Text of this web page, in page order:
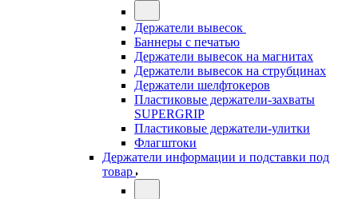
Держатели вывесок
Баннеры с печатью
Держатели вывесок на магнитах
Держатели вывесок на струбцинах
Держатели шелфтокеров
Пластиковые держатели-захваты
SUPERGRIP
Пластиковые держатели-улитки
Флагштоки
Держатели информации и подставки под
товар